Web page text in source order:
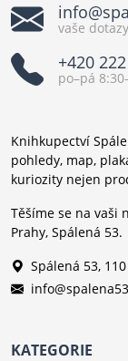
vaše
+420
po–pá
Knihkupectví
pohledy, map,
kuriozity nejen
Těšíme se na vaši
Prahy, Spálená 53.
Spálená 53,
KATEGORIE